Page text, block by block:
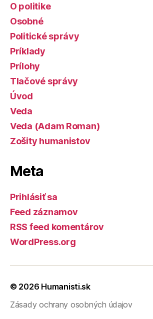
O politike
Osobné
Politické správy
Príklady
Prílohy
Tlačové správy
Úvod
Veda
Veda (Adam Roman)
Zošity humanistov
Meta
Prihlásiť sa
Feed záznamov
RSS feed komentárov
WordPress.org
© 2026 Humanisti.sk
Zásady ochrany osobných údajov